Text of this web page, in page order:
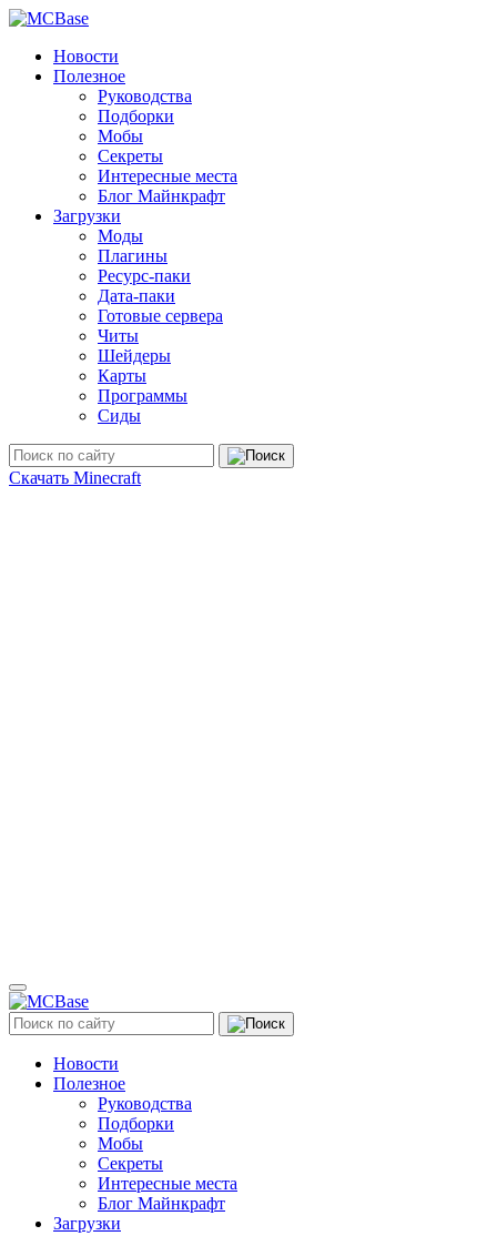
Новости
Полезное
Руководства
Подборки
Мобы
Секреты
Интересные места
Блог Майнкрафт
Загрузки
Моды
Плагины
Ресурс-паки
Дата-паки
Готовые сервера
Читы
Шейдеры
Карты
Программы
Сиды
Скачать Minecraft
Новости
Полезное
Руководства
Подборки
Мобы
Секреты
Интересные места
Блог Майнкрафт
Загрузки